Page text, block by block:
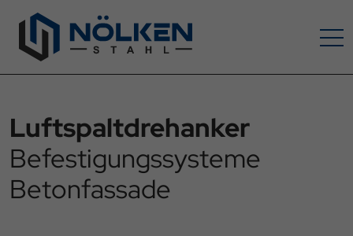
Luftspaltdrehanker
Befestigungssysteme
Betonfassade